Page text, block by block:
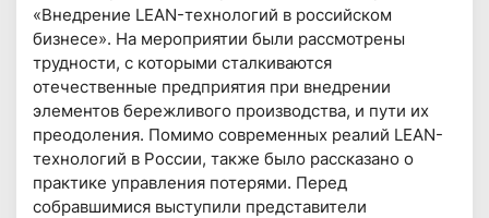
«Внедрение LEAN-технологий в российском
бизнесе». На мероприятии были рассмотрены
трудности, с которыми сталкиваются
отечественные предприятия при внедрении
элементов бережливого производства, и пути их
преодоления. Помимо современных реалий LEAN-
технологий в России, также было рассказано о
практике управления потерями. Перед
собравшимися выступили представители